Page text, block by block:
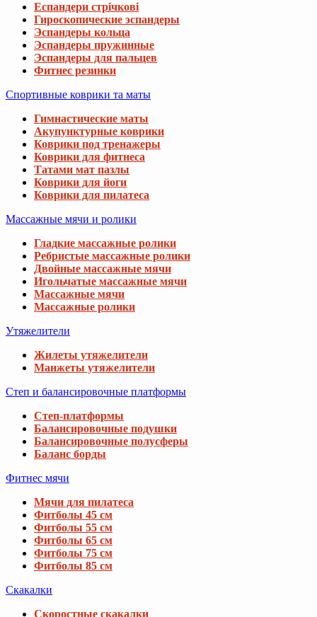
Еспандери стрічкові
Гироскопические эспандеры
Эспандеры кольца
Эспандеры пружинные
Эспандеры для пальцев
Фитнес резинки
Спортивные коврики та маты
Гимнастические маты
Акупунктурные коврики
Коврики под тренажеры
Коврики для фитнеса
Татами мат пазлы
Коврики для йоги
Коврики для пилатеса
Массажные мячи и ролики
Гладкие массажные ролики
Ребристые массажные ролики
Двойные массажные мячи
Игольчатые массажные мячи
Массажные мячи
Массажные ролики
Утяжелители
Жилеты утяжелители
Манжеты утяжелители
Степ и балансировочные платформы
Степ-платформы
Балансировочные подушки
Балансировочные полусферы
Баланс борды
Фитнес мячи
Мячи для пилатеса
Фитболы 45 см
Фитболы 55 см
Фитболы 65 см
Фитболы 75 см
Фитболы 85 см
Скакалки
Скоростные скакалки